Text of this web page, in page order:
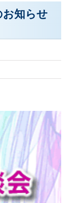
知らせ